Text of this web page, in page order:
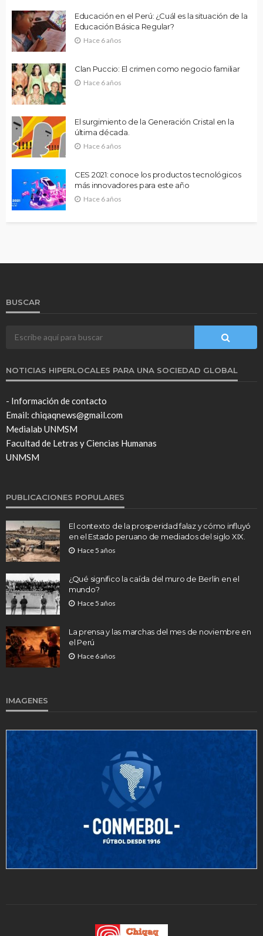
Educación en el Perú: ¿Cuál es la situación de la
Educación Básica Regular?
Hace 6 años
Clan Puccio: El crimen como negocio familiar
Hace 6 años
El surgimiento de la Generación Cristal en la
última década.
Hace 6 años
CES 2021: conoce los productos tecnológicos
más innovadores para este año
Hace 6 años
BUSCAR
NOTICIAS HIPERLOCALES PARA UNA SOCIEDAD GLOBAL
- Información de contacto
Email: chiqaqnews@gmail.com
Medialab UNMSM
Facultad de Letras y Ciencias Humanas
UNMSM
PUBLICACIONES POPULARES
El contexto de la prosperidad falaz y cómo influyó
en el Estado peruano de mediados del siglo XIX.
Hace 5 años
¿Qué significo la caída del muro de Berlín en el
mundo?
Hace 5 años
La prensa y las marchas del mes de noviembre en
el Perú
Hace 6 años
IMAGENES